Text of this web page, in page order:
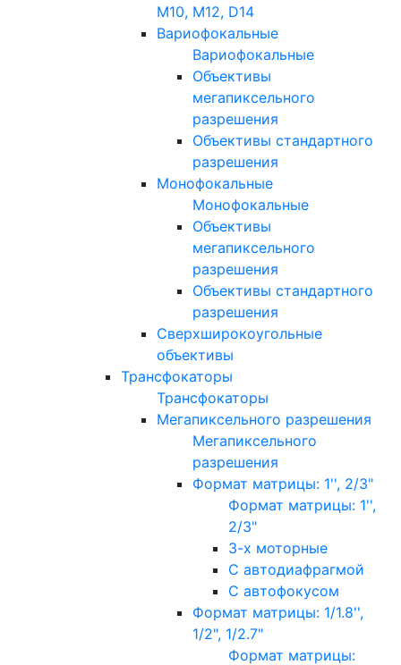
M10, M12, D14
Вариофокальные
Вариофокальные
Объективы
мегапиксельного
разрешения
Объективы стандартного
разрешения
Монофокальные
Монофокальные
Объективы
мегапиксельного
разрешения
Объективы стандартного
разрешения
Сверхширокоугольные
объективы
Трансфокаторы
Трансфокаторы
Мегапиксельного разрешения
Мегапиксельного
разрешения
Формат матрицы: 1'', 2/3"
Формат матрицы: 1'',
2/3"
3-х моторные
С автодиафрагмой
С автофокусом
Формат матрицы: 1/1.8'',
1/2", 1/2.7"
Формат матрицы: